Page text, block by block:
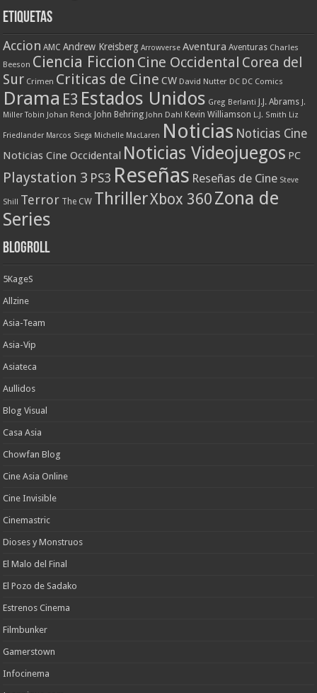
Etiquetas
Accion AMC Andrew Kreisberg Arrowverse Aventura Aventuras Charles
Beeson Ciencia Ficcion Cine Occidental Corea del
Sur Crimen Criticas de Cine CW David Nutter DC DC Comics
Drama E3 Estados Unidos Greg Berlanti J.J. Abrams J.
Miller Tobin Johan Renck John Behring John Dahl Kevin Williamson L.J. Smith Liz
Friedlander Marcos Siega Michelle MacLaren Noticias Noticias Cine
Noticias Cine Occidental Noticias Videojuegos PC
Playstation 3 PS3 Reseñas Reseñas de Cine Steve
Shill Terror The CW ThrillerXbox 360 Zona de
Series
Blogroll
5KageS
Allzine
Asia-Team
Asia-Vip
Asiateca
Aullidos
Blog Visual
Casa Asia
Chowfan Blog
Cine Asia Online
Cine Invisible
Cinemastric
Dioses y Monstruos
El Malo del Final
El Pozo de Sadako
Estrenos Cinema
Filmbunker
Gamerstown
Infocinema